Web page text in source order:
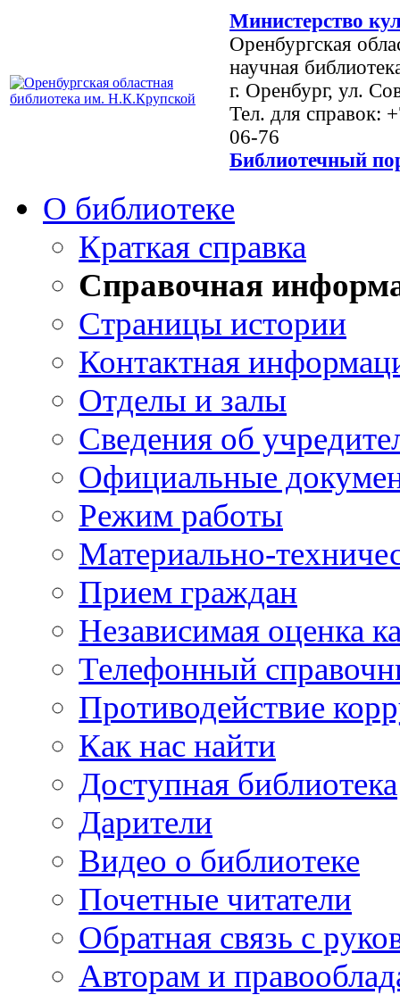
Министерство
Оренбургская
научная
г. Оренбург, ул.
Тел. для справок:
06-76
Библиотечный
О библиотеке
Краткая справка
Справочная
Страницы истории
Контактная
Отделы и залы
Сведения об
Официальные
Режим работы
Материально-
Прием граждан
Независимая оценка
Телефонный
Противодействие
Как нас найти
Доступная библиотека
Дарители
Видео о библиотеке
Почетные читатели
Обратная связь с
Авторам и